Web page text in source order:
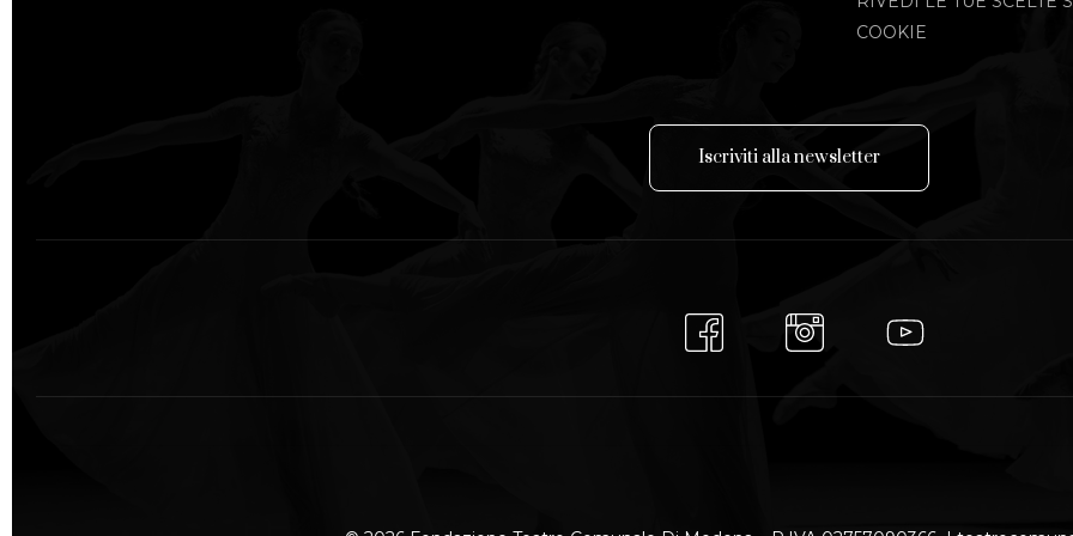
COOKIE
Iscriviti allanewsletter